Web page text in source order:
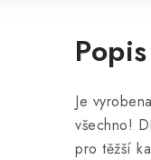
Je
všechno!
pro těžší